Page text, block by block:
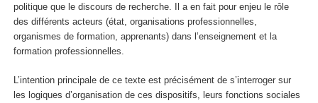
politique que le discours de recherche. Il a en fait pour enjeu le rôle
des différents acteurs (état, organisations professionnelles,
organismes de formation, apprenants) dans l’enseignement et la
formation professionnelles.
L’intention principale de ce texte est précisément de s’interroger sur
les logiques d’organisation de ces dispositifs, leurs fonctions sociales